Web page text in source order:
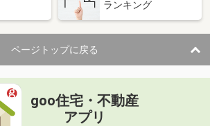
ランキング
ページトップに戻る
goo住宅・不動産
アプリ